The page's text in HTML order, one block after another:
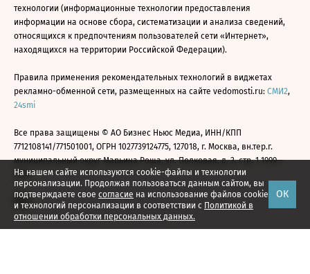
На нашем сайте используются cookie-файлы и технологии
персонализации. Продолжая пользоваться данным сайтом, вы
подтверждаете свое согласие на использование файлов cookie
и технологий персонализации в соответствии с Политикой в
отношении обработки персональных данных.
ОК
технологии (информационные технологии предоставления
информации на основе сбора, систематизации и анализа сведений,
относящихся к предпочтениям пользователей сети «Интернет»,
находящихся на территории Российской Федерации).
Правила применения рекомендательных технологий в виджетах
рекламно-обменной сети, размещенных на сайте vedomosti.ru: СМИ2,
24smi
Все права защищены © АО Бизнес Ньюс Медиа, ИНН/КПП
7712108141/771501001, ОГРН 1027739124775, 127018, г. Москва, вн.тер.г.
муниципальный округ Марьина Роща, ул. Полковая, д. 3, стр. 1 1999—
2026